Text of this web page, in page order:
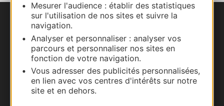
Mesurer l'audience : établir des statistiques
sur l'utilisation de nos sites et suivre la
navigation.
Analyser et personnaliser : analyser vos
parcours et personnaliser nos sites en
fonction de votre navigation.
Vous adresser des publicités personnalisées,
en lien avec vos centres d'intérêts sur notre
site et en dehors.
Nous contacter
Carte interactive
Documentation